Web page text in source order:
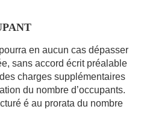
en aucun cas dépasser
sans accord écrit préalable
charges supplémentaires
du nombre d’occupants.
é au prorata du nombre